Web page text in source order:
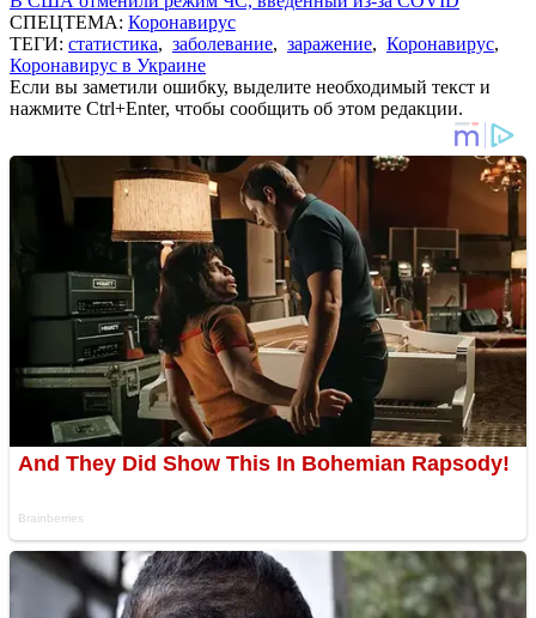
СПЕЦТЕМА: Коронавирус
ТЕГИ: статистика, заболевание, заражение, Коронавирус,
Коронавирус в Украине
Если вы заметили ошибку, выделите необходимый текст и
нажмите Ctrl+Enter, чтобы сообщить об этом редакции.